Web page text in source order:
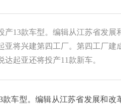
产13款车型。编辑从江苏省发展
亚将兴建第四工厂。第四工厂建
起亚还将投产11款新车。
车型。编辑从江苏省发展和改